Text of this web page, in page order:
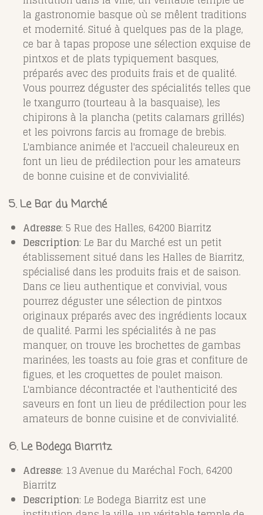
la gastronomie basque où se mêlent traditions
et modernité. Situé à quelques pas de la plage,
ce bar à tapas propose une sélection exquise de
pintxos et de plats typiquement basques,
préparés avec des produits frais et de qualité.
Vous pourrez déguster des spécialités telles que
le txangurro (tourteau à la basquaise), les
chipirons à la plancha (petits calamars grillés)
et les poivrons farcis au fromage de brebis.
L'ambiance animée et l'accueil chaleureux en
font un lieu de prédilection pour les amateurs
de bonne cuisine et de convivialité.
5. Le Bar du Marché
Adresse: 5 Rue des Halles, 64200 Biarritz
Description: Le Bar du Marché est un petit
établissement situé dans les Halles de Biarritz,
spécialisé dans les produits frais et de saison.
Dans ce lieu authentique et convivial, vous
pourrez déguster une sélection de pintxos
originaux préparés avec des ingrédients locaux
de qualité. Parmi les spécialités à ne pas
manquer, on trouve les brochettes de gambas
marinées, les toasts au foie gras et confiture de
figues, et les croquettes de poulet maison.
L'ambiance décontractée et l'authenticité des
saveurs en font un lieu de prédilection pour les
amateurs de bonne cuisine et de convivialité.
6. Le Bodega Biarritz
Adresse: 13 Avenue du Maréchal Foch, 64200
Biarritz
Description: Le Bodega Biarritz est une